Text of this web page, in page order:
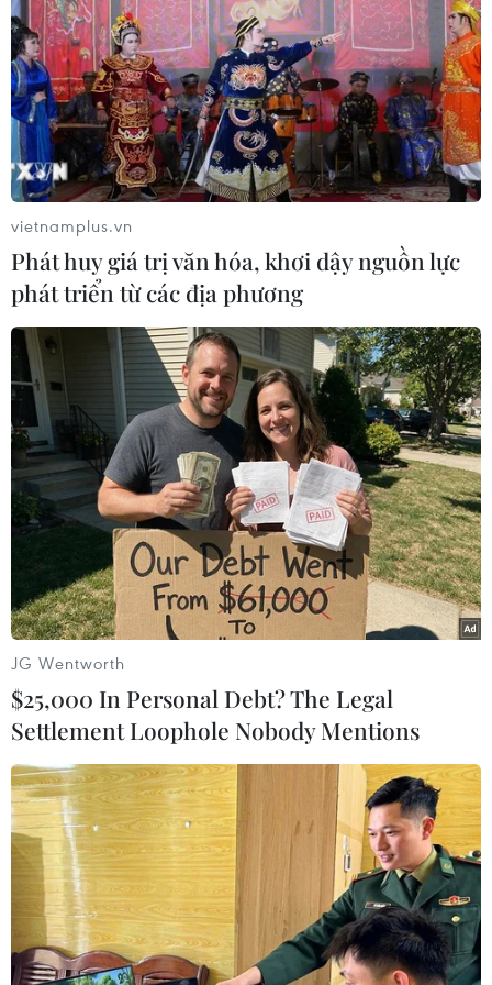
Tổng thống Nga Putin xác nhận tới Thái
Lan dự Hội nghị APEC
12/10/2022 09:47
Theo Bangkok Post, Tổng thống Nga Vladimir Putin đã
nhận lời mời của Thái Lan tới dự Hội nghị các nhà lãnh
đạo Diễn đàn hợp tác kinh tế châu Á-Thái Bình Dương
vào tháng 11 tới.
Thái Lan thông báo nội dung Hội nghị Bộ
vietnamplus.vn
Phát huy giá trị văn hóa, khơi dậy nguồn lực
phát triển từ các địa phương
JG Wentworth
$25,000 In Personal Debt? The Legal
Settlement Loophole Nobody Mentions